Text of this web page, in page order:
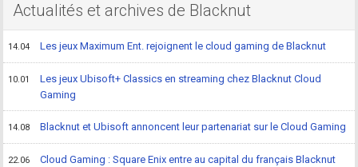
Actualités et archives de Blacknut
14.04 Les jeux Maximum Ent. rejoignent le cloud gaming de Blacknut
10.01
Les jeux Ubisoft+ Classics en streaming chez Blacknut Cloud
Gaming
14.08 Blacknut et Ubisoft annoncent leur partenariat sur le Cloud Gaming
22.06 Cloud Gaming : Square Enix entre au capital du français Blacknut